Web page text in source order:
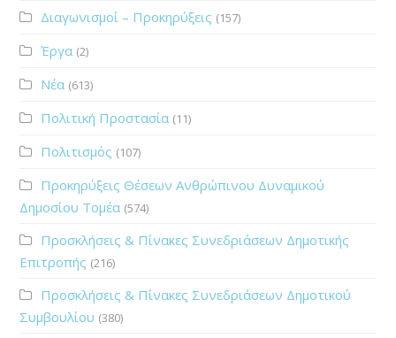
Διαγωνισμοί – Προκηρύξεις (157)
Έργα (2)
Νέα (613)
Πολιτική Προστασία (11)
Πολιτισμός (107)
Προκηρύξεις Θέσεων Ανθρώπινου Δυναμικού
Δημοσίου Τομέα (574)
Προσκλήσεις & Πίνακες Συνεδριάσεων Δημοτικής
Επιτροπής (216)
Προσκλήσεις & Πίνακες Συνεδριάσεων Δημοτικού
Συμβουλίου (380)